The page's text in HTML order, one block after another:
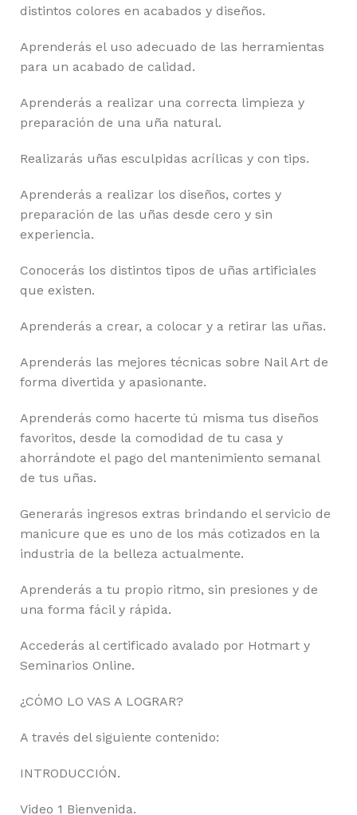
distintos colores en acabados y diseños.
Aprenderás el uso adecuado de las herramientas
para un acabado de calidad.
Aprenderás a realizar una correcta limpieza y
preparación de una uña natural.
Realizarás uñas esculpidas acrílicas y con tips.
Aprenderás a realizar los diseños, cortes y
preparación de las uñas desde cero y sin
experiencia.
Conocerás los distintos tipos de uñas artificiales
que existen.
Aprenderás a crear, a colocar y a retirar las uñas.
Aprenderás las mejores técnicas sobre Nail Art de
forma divertida y apasionante.
Aprenderás como hacerte tú misma tus diseños
favoritos, desde la comodidad de tu casa y
ahorrándote el pago del mantenimiento semanal
de tus uñas.
Generarás ingresos extras brindando el servicio de
manicure que es uno de los más cotizados en la
industria de la belleza actualmente.
Aprenderás a tu propio ritmo, sin presiones y de
una forma fácil y rápida.
Accederás al certificado avalado por Hotmart y
Seminarios Online.
¿CÓMO LO VAS A LOGRAR?
A través del siguiente contenido:
INTRODUCCIÓN.
Video 1 Bienvenida.